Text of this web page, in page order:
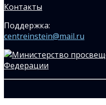
Контакты
Поддержка:
centreinstein@mail.ru